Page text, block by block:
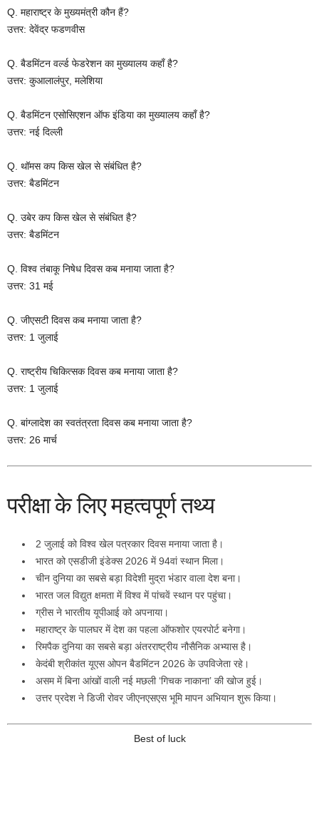
Q. महाराष्ट्र के मुख्यमंत्री कौन हैं?
उत्तर: देवेंद्र फडणवीस
Q. बैडमिंटन वर्ल्ड फेडरेशन का मुख्यालय कहाँ है?
उत्तर: कुआलालंपुर, मलेशिया
Q. बैडमिंटन एसोसिएशन ऑफ इंडिया का मुख्यालय कहाँ है?
उत्तर: नई दिल्ली
Q. थॉमस कप किस खेल से संबंधित है?
उत्तर: बैडमिंटन
Q. उबेर कप किस खेल से संबंधित है?
उत्तर: बैडमिंटन
Q. विश्व तंबाकू निषेध दिवस कब मनाया जाता है?
उत्तर: 31 मई
Q. जीएसटी दिवस कब मनाया जाता है?
उत्तर: 1 जुलाई
Q. राष्ट्रीय चिकित्सक दिवस कब मनाया जाता है?
उत्तर: 1 जुलाई
Q. बांग्लादेश का स्वतंत्रता दिवस कब मनाया जाता है?
उत्तर: 26 मार्च
परीक्षा के लिए महत्वपूर्ण तथ्य
2 जुलाई को विश्व खेल पत्रकार दिवस मनाया जाता है।
भारत को एसडीजी इंडेक्स 2026 में 94वां स्थान मिला।
चीन दुनिया का सबसे बड़ा विदेशी मुद्रा भंडार वाला देश बना।
भारत जल विद्युत क्षमता में विश्व में पांचवें स्थान पर पहुंचा।
ग्रीस ने भारतीय यूपीआई को अपनाया।
महाराष्ट्र के पालघर में देश का पहला ऑफशोर एयरपोर्ट बनेगा।
रिमपैक दुनिया का सबसे बड़ा अंतरराष्ट्रीय नौसैनिक अभ्यास है।
केदंबी श्रीकांत यूएस ओपन बैडमिंटन 2026 के उपविजेता रहे।
असम में बिना आंखों वाली नई मछली ‘गिचक नाकाना’ की खोज हुई।
उत्तर प्रदेश ने डिजी रोवर जीएनएसएस भूमि मापन अभियान शुरू किया।
Best of luck